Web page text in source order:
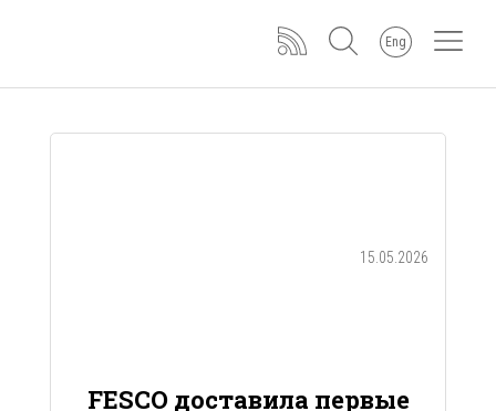
Eng
15.05.2026
FESCO доставила первые